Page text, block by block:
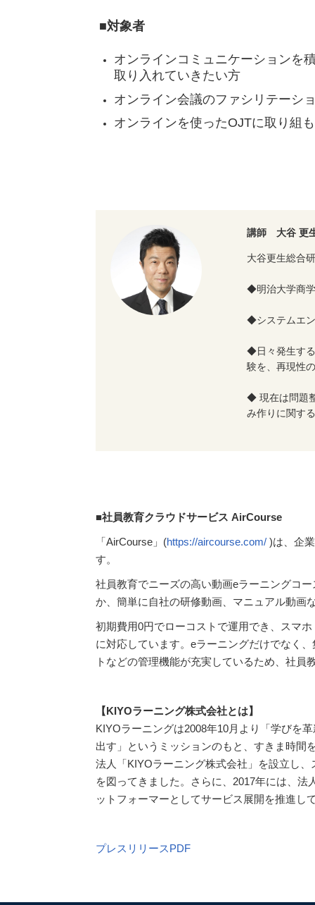
■対象者
オンラインコミュニケーションを
取り入れていきたい方
オンライン会議のファシリテーシ
オンラインを使ったOJTに取り組
講師 大谷 更
大谷更生総合
◆明治大学商
◆システムエ
◆日々発生する
験を、再現性
◆ 現在は問題
み作りに関す
■社員教育クラウドサービス AirCourse
「AirCourse」(https://aircourse.com/ )は、企
す。
社員教育でニーズの高い動画eラーニングコ
か、簡単に自社の研修動画、マニュアル動画
初期費用0円でローコストで運用でき、スマ
に対応しています。eラーニングだけでなく
トなどの管理機能が充実しているため、社員
【KIYOラーニング株式会社とは】
KIYOラーニングは2008年10月より「学びを
出す」というミッションのもと、すきま時間
法人「KIYOラーニング株式会社」を設立し
を図ってきました。さらに、2017年には、
ットフォーマーとしてサービス展開を推進し
プレスリリースPDF